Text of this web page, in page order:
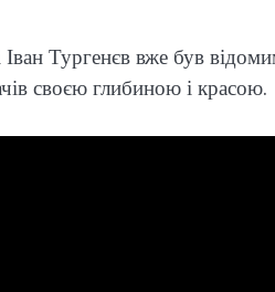
Тургенєв вже був
своєю глибиною і красою.